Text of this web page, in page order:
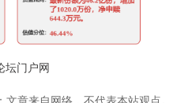
坛门户网
章来自网络，不代表本站观点。